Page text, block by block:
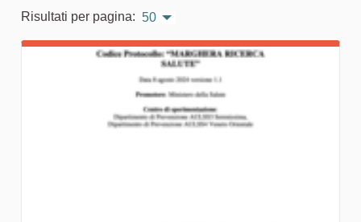
Risultati per pagina: 50